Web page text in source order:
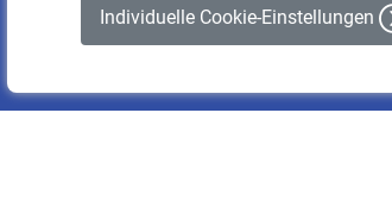
Individuelle Cookie-Einstellungen